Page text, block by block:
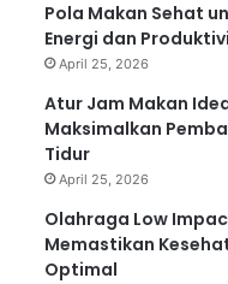
Pola Makan Sehat
Energi dan
April 25, 2026
Atur Jam Makan
Maksimalkan
Tidur
April 25, 2026
Olahraga Low
Memastikan
Optimal